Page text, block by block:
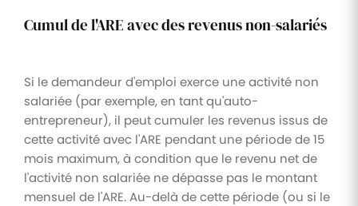
Cumul de l'ARE avec des revenus non-salariés
Si le demandeur d'emploi exerce une activité non
salariée (par exemple, en tant qu'auto-
entrepreneur), il peut cumuler les revenus issus de
cette activité avec l'ARE pendant une période de 15
mois maximum, à condition que le revenu net de
l'activité non salariée ne dépasse pas le montant
mensuel de l'ARE. Au-delà de cette période (ou si le